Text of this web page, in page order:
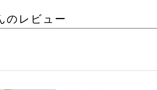
のレビュー